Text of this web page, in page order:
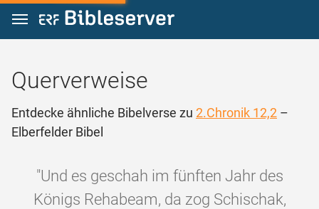
Zum Inhalt springen
Querverweise
Entdecke ähnliche Bibelverse zu 2.Chronik 12,2 –
Elberfelder Bibel
"Und es geschah im fünften Jahr des
Königs Rehabeam, da zog Schischak,